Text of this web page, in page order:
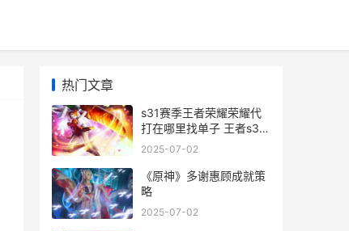
热门文章
s31赛季王者荣耀荣耀代
打在哪里找单子 王者s3到
s21
2025-07-02
《原神》多谢惠顾成就策
略
2025-07-02